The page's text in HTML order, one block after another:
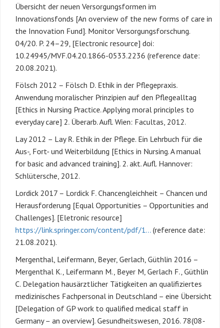
Übersicht der neuen Versorgungsformen im
Innovationsfonds [An overview of the new forms of care in
the Innovation Fund]. Monitor Versorgungsforschung.
04/20. P. 24–29, [Electronic resource] doi:
10.24945/MVF.04.20.1866-0533.2236 (reference date:
20.08.2021).
Fölsch 2012 – Fölsch D. Ethik in der Pflegepraxis.
Anwendung moralischer Prinzipien auf den Pflegealltag
[Ethics in Nursing Practice. Applying moral principles to
everyday care] 2. Überarb. Aufl. Wien: Facultas, 2012.
Lay 2012 – Lay R. Ethik in der Pflege. Ein Lehrbuch für die
Aus-, Fort- und Weiterbildung [Ethics in Nursing. A manual
for basic and advanced training]. 2. akt. Aufl. Hannover:
Schlütersche, 2012.
Lordick 2017 – Lordick F. Chancengleichheit – Chancen und
Herausforderung [Equal Opportunities – Opportunities and
Challenges]. [Eletronic resource]
https://link.springer.com/content/pdf/1… (reference date:
21.08.2021).
Mergenthal, Leifermann, Beyer, Gerlach, Güthlin 2016 –
Mergenthal K., Leifermann M., Beyer M, Gerlach F., Güthlin
C. Delegation hausärztlicher Tätigkeiten an qualifiziertes
medizinisches Fachpersonal in Deutschland – eine Übersicht
[Delegation of GP work to qualified medical staff in
Germany – an overview]. Gesundheitswesen, 2016. 78(08-